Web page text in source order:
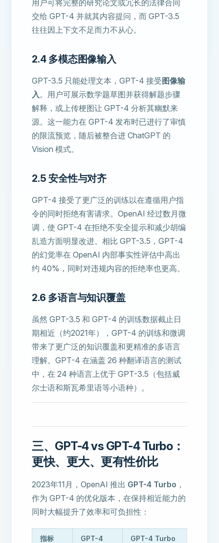
用户可将完整的研究论文或冗长的法律合同
交给 GPT-4 并就其内容提问，而 GPT-3.5
往往因上下文不足而力不从心。
2.4 多模态图像输入
GPT-3.5 只能处理文本，GPT-4 接受 图像输
入。用户可展示数学题草图并获得解题步骤
解释，或上传梗图让 GPT-4 分析其幽默来
源。这一能力在 GPT-4 发布时已进行了审慎
的限流预览，随后被整合进 ChatGPT 的
Vision 模式。
2.5 安全性与对齐
GPT-4 接受了更广泛的训练以在遵循用户指
令的同时拒绝有害请求。OpenAI 经过数月微
调，使 GPT-4 在拒绝不安全提示和减少胡编
乱造方面明显改进。相比 GPT-3.5，GPT-4
的幻觉率在 OpenAI 内部事实性评估中高出
约 40%，同时对违规内容的拒绝率也更高。
2.6 多语言与知识覆盖
虽然 GPT-3.5 和 GPT-4 的训练数据截止日
期相近（约2021年），GPT-4 的训练和微调
带来了更广泛的知识覆盖和更精准的多语言
理解。GPT-4 在涵盖 26 种翻译语言的测试
中，在 24 种语言上优于 GPT-3.5（包括威
尔士语和斯瓦希里语等小语种）。
三、GPT-4 vs GPT-4 Turbo：
更快、更大、更有性价比
2023年11月，OpenAI 推出 GPT-4 Turbo ，
作为 GPT-4 的优化版本，在保持相近能力的
同时大幅提升了效率和可负担性：
指标 GPT-4 GPT-4 Turbo